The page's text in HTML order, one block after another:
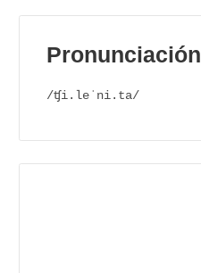
Pronunciación
/ʧi.leˈni.ta/